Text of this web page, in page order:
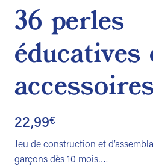
36 perles
éducatives
accessoires
22,99€
Jeu de construction et
garçons dès 10 mois….